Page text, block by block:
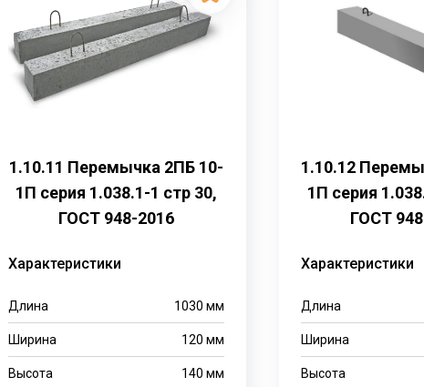
1.10.11 Перемычка 2ПБ 10-
1П серия 1.038.1-1 стр 30,
ГОСТ 948-2016
Характеристики
Длина 1030 мм
Ширина 120 мм
Высота 140 мм
1.10.12
1П серия
ГОСТ
Характеристики
Длина
Ширина
Высота